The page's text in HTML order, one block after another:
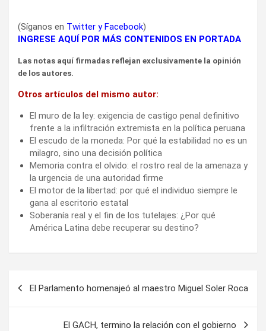
(Síganos en Twitter yFacebook)
INGRESE AQUÍ POR MÁS CONTENIDOS EN PORTADA
Las notas aquí firmadas reflejan exclusivamente la opinión
de los autores.
Otros artículos del mismo autor:
El muro de la ley: exigencia de castigo penal definitivo
frente a la infiltración extremista en la política peruana
El escudo de la moneda: Por qué la estabilidad no es un
milagro, sino una decisión política
Memoria contra el olvido: el rostro real de la amenaza y
la urgencia de una autoridad firme
El motor de la libertad: por qué el individuo siempre le
gana al escritorio estatal
Soberanía real y el fin de los tutelajes: ¿Por qué
América Latina debe recuperar su destino?
entradas
El Parlamento homenajeó al maestro Miguel Soler Roca
El GACH, termino la relación con el gobierno